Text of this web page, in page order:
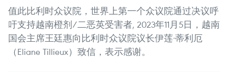
值此比利时众议院，世界上第一个众议院通过决议呼
吁支持越南橙剂/二恶英受害者, 2023年11月5日，越南
国会主席王廷惠向比利时众议院议长伊莲·蒂利厄
（Eliane Tillieux）致信，表示感谢。